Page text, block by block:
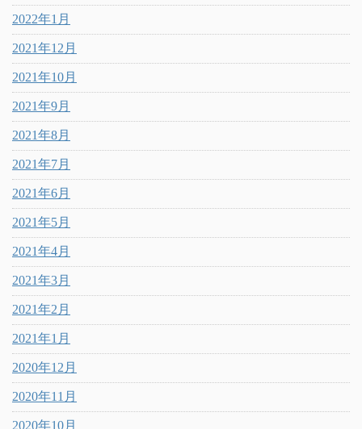
2022年1月
2021年12月
2021年10月
2021年9月
2021年8月
2021年7月
2021年6月
2021年5月
2021年4月
2021年3月
2021年2月
2021年1月
2020年12月
2020年11月
2020年10月